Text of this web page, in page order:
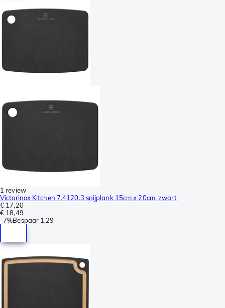
1 review
Victorinox Kitchen 7.4120.3 snijplank 15cm x 20cm, zwart
€ 17,20
€ 18,49
-7%Bespaar 1,29